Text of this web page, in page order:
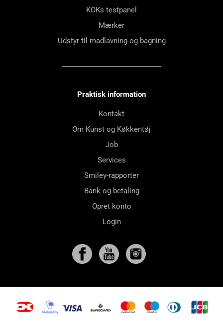
KOKs testpanel
Mærker
Udstyr til madlavning og bagning
Praktisk information
Kontakt
Om Kunst og Køkkentøj
Job
Services
Smiley-rapporter
Bank og betaling
Opret konto
Login